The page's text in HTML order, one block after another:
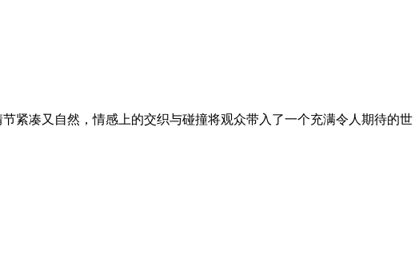
紧凑又自然，情感上的交织与碰撞将观众带入了一个充满令人期待的世